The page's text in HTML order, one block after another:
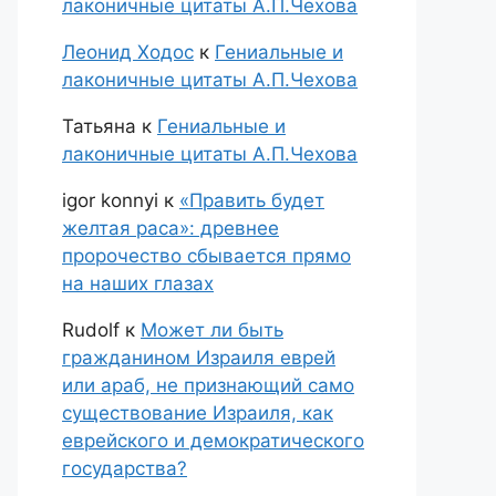
лаконичные цитаты А.П.Чехова
Леонид Ходос к Гениальные и
лаконичные цитаты А.П.Чехова
Татьяна к Гениальные и
лаконичные цитаты А.П.Чехова
igor konnyi к «Править будет
желтая раса»: древнее
пророчество сбывается прямо
на наших глазах
Rudolf к Может ли быть
гражданином Израиля еврей
или араб, не признающий само
существование Израиля, как
еврейского и демократического
государства?